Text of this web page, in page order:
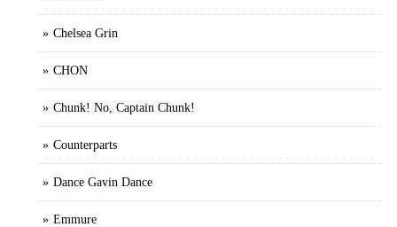
Chelsea Grin
CHON
Chunk! No, Captain Chunk!
Counterparts
Dance Gavin Dance
Emmure